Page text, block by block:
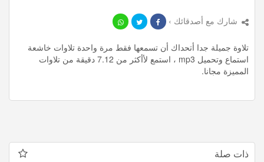
شارك مع أصدقائك ›
تلاوة جميلة جدا أتحداك أن تسمعها فقط مرة واحدة تلاوات خاشعة
استماع وتحميل mp3 ، استمع لأأكثر من 7.12 دقيقة من تلاوات
المميزة مجانا.
ذات صلة